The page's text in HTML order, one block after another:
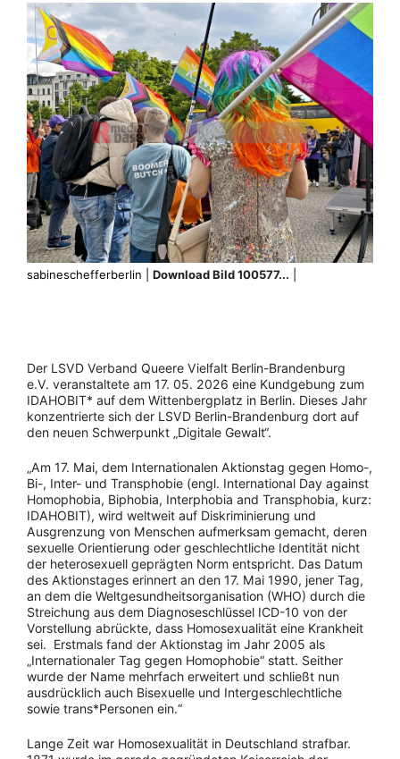
sabineschefferberlin | Download Bild 100577...
Der LSVD Verband Queere Vielfalt Berlin-Brandenburg
e.V. veranstaltete am 17. 05. 2026 eine Kundgebung zum
IDAHOBIT* auf dem Wittenbergplatz in Berlin. Dieses Jahr
konzentrierte sich der LSVD Berlin-Brandenburg dort auf
den neuen Schwerpunkt „Digitale Gewalt“.
„Am 17. Mai, dem Internationalen Aktionstag gegen Homo-,
Bi-, Inter- und Transphobie (engl. International Day against
Homophobia, Biphobia, Interphobia and Transphobia, kurz:
IDAHOBIT), wird weltweit auf Diskriminierung und
Ausgrenzung von Menschen aufmerksam gemacht, deren
sexuelle Orientierung oder geschlechtliche Identität nicht
der heterosexuell geprägten Norm entspricht. Das Datum
des Aktionstages erinnert an den 17. Mai 1990, jener Tag,
an dem die Weltgesundheitsorganisation (WHO) durch die
Streichung aus dem Diagnoseschlüssel ICD-10 von der
Vorstellung abrückte, dass Homosexualität eine Krankheit
sei. Erstmals fand der Aktionstag im Jahr 2005 als
„Internationaler Tag gegen Homophobie“ statt. Seither
wurde der Name mehrfach erweitert und schließt nun
ausdrücklich auch Bisexuelle und Intergeschlechtliche
sowie trans*Personen ein.“
Lange Zeit war Homosexualität in Deutschland strafbar.